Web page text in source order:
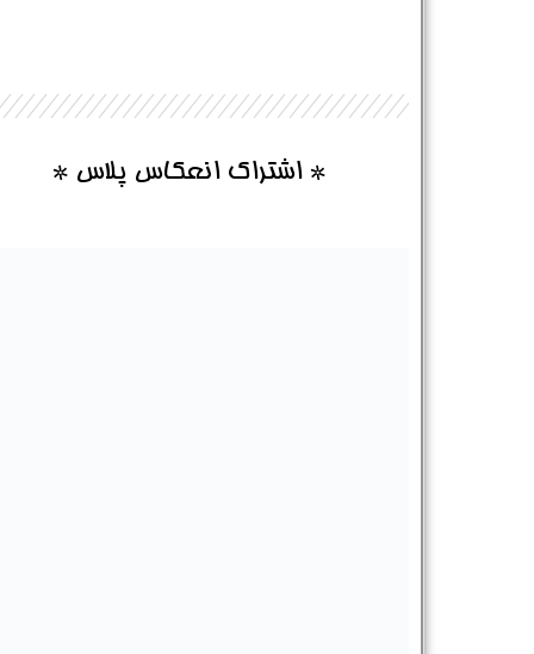
* اشتراک انعکاس پلاس *